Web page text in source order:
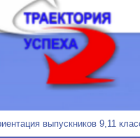
выпускников 9,11